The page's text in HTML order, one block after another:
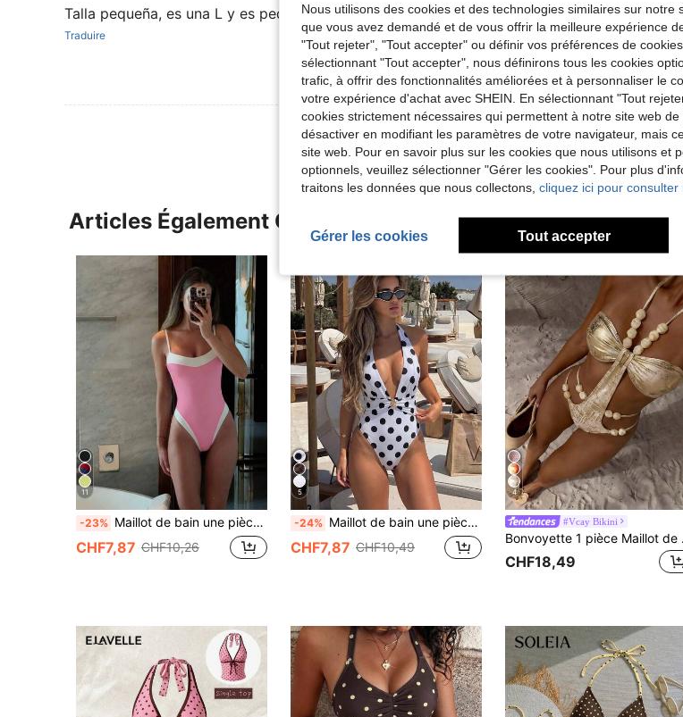
Talla pequeña, es una L y es pequeño
Traduire
Utile (0)
Articles Également Consultés
11
-23% Maillot de bain une pièce pour femmes avec encolure carrée et larges bretelles, style ajusté mettant en valeur les courbes du corps, look de plage à la mode pour les vacances d'été
CHF7,87 CHF10,26
5
-24% Maillot de bain une pièce noir à col V profond et licou pour femmes, design de taille torsadée avec boucle métallique, maillot de bain sexy ajusté pour la plage, les vacances d'été et les photos de vacances
CHF7,87 CHF10,49
4
#Vcay Bikini
Bonvoyette 1
CHF18,49
Nous utilisons des cookies et des technologies similaires sur
que vous avez demandé et de vous offrir la meilleure expérience
"Tout rejeter", "Tout accepter" ou définir vos préférences de
sélectionnant "Tout accepter", nous définirons tous les cookies
trafic, à offrir des fonctionnalités améliorées et à personnaliser le
votre expérience d'achat avec SHEIN. En sélectionnant "Tout
cookies strictement nécessaires qui permettent à notre site web
désactiver en modifiant les paramètres de votre navigateur, mais
site web. Pour en savoir plus sur les cookies que nous utilisons et
optionnels, veuillez sélectionner "Gérer les cookies". Pour plus
traitons les données que nous collectons, cliquez ici pour consulter
Gérer les cookies Tout accepter